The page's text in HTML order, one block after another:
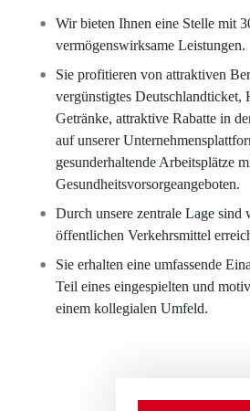
Wir bieten Ihnen eine Stelle mit
vermögenswirksame Leistungen.
Sie profitieren von attraktiven
vergünstigtes Deutschlandticket,
Getränke, attraktive Rabatte in
auf unserer
gesunderhaltende Arbeitsplätze
Gesundheitsvorsorgeangeboten.
Durch unsere zentrale Lage sind
öffentlichen Verkehrsmittel
Sie erhalten eine umfassende
Teil eines eingespielten und
einem kollegialen Umfeld.